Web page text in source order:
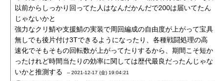
以前からしっかり回ってた人はなんだかんだで200は届いてたん
じゃないかと
強力なクリ鯖や支援鯖の実装で周回編成の自由度が上がって宝具
無しでも後片付け3Tできるようになったり、各種戦闘処理の高
速化でそもそもの回転数が上がってたりするから、期間こそ短か
ったけれど時間当たりの効率に関しては歴代最良だったんじゃな
いかと推測する
-- 2021-12-17 (金) 19:04:21